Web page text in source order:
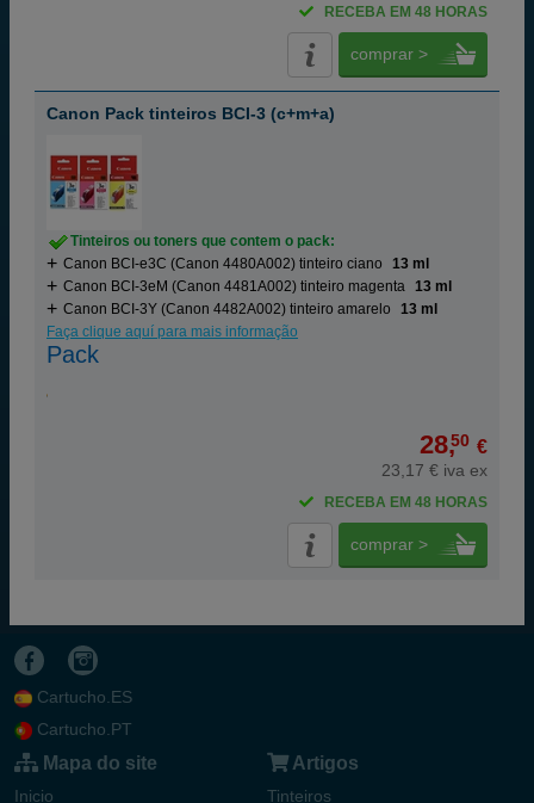
RECEBA EM 48 HORAS
comprar >
Canon Pack tinteiros BCI-3 (c+m+a)
Tinteiros ou toners que contem o pack:
Canon BCI-e3C (Canon 4480A002) tinteiro ciano
13 ml
Canon BCI-3eM (Canon 4481A002) tinteiro magenta 13 ml
Canon BCI-3Y (Canon 4482A002) tinteiro amarelo
13 ml
Faça clique aquí para mais informação
Pack
28,50 €
23,17 € iva ex
RECEBA EM 48 HORAS
comprar >
Cartucho.ES
Cartucho.PT
Mapa do site
Inicio
Artigos
Tinteiros